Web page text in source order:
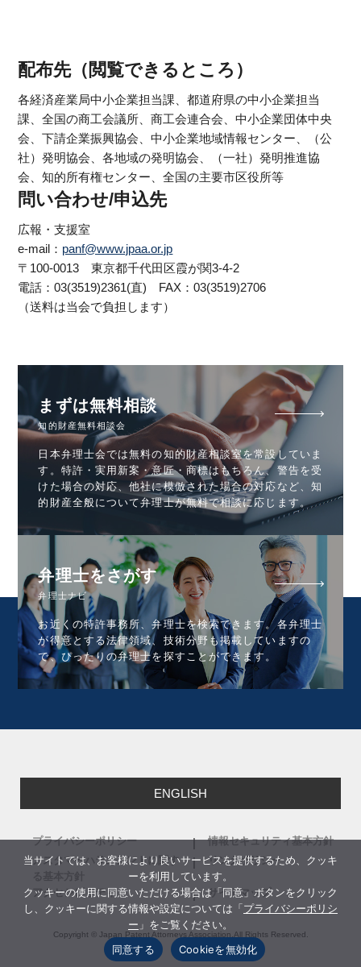
配布先（閲覧できるところ）
各経済産業局中小企業担当課、都道府県の中小企業担当
課、全国の商工会議所、商工会連合会、中小企業団体中央
会、下請企業振興協会、中小企業地域情報センター、（公
社）発明協会、各地域の発明協会、（一社）発明推進協
会、知的所有権センター、全国の主要市区役所等
問い合わせ/申込先
広報・支援室
e-mail： panf@www.jpaa.or.jp
〒100-0013 東京都千代田区霞が関3-4-2
電話：03(3519)2361(直) FAX：03(3519)2706
（送料は当会で負担します）
まずは無料相談
知的財産無料相談会
日本弁理士会では無料の知的財産相談室を常設していま
す。特許・実用新案・意匠・商標はもちろん、警告を受
けた場合の対応、他社に模倣された場合の対応など、知
的財産全般について弁理士が無料で相談に応じます。
弁理士をさがす
弁理士ナビ
お近くの特許事務所、弁理士を検索できます。各弁理士
が得意とする法律領域、技術分野も掲載していますの
で、ぴったりの弁理士を探すことができます。
ENGLISH
プライバシーポリシー
情報セキュリティ基本方針
カスタマーハラスメントに関す
リンクポリシー
アクセシビリティ サイトマップ
Copyright © Japan Patent Attorneys Association, All Rights Reserved.
当サイトでは、お客様により良いサービスを提供するため、クッキ
ーを利用しています。
クッキーの使用に同意いただける場合は「同意」ボタンをクリック
し、クッキーに関する情報や設定については「プライバシーポリシ
ー 」をご覧ください。
同意する
Cookieを無効化